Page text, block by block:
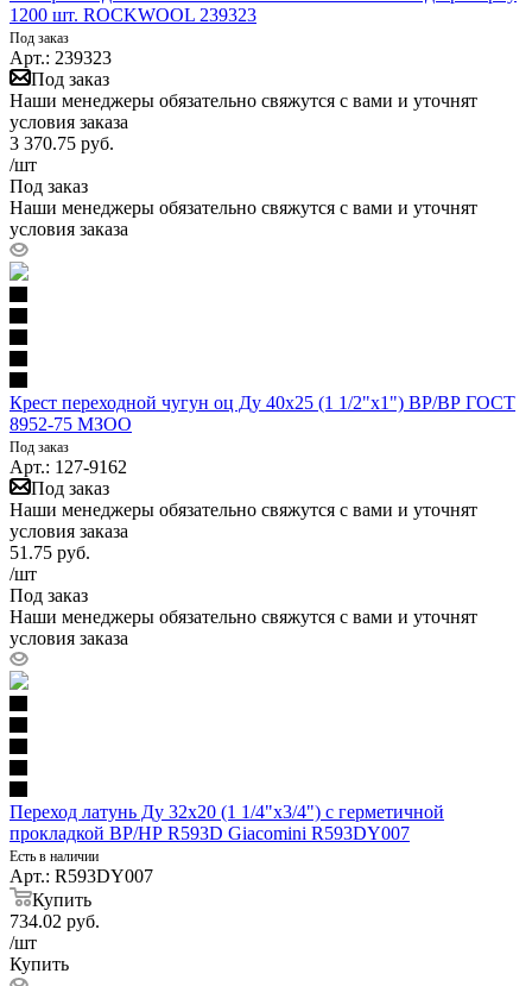
1200 шт. ROCKWOOL 239323
Под заказ
Арт.: 239323
Под заказ
Наши менеджеры обязательно свяжутся с вами и уточнят
условия заказа
3 370.75 руб.
/шт
Под заказ
Наши менеджеры обязательно свяжутся с вами и уточнят
условия заказа
Крест переходной чугун оц Ду 40х25 (1 1/2"х1") ВР/ВР ГОСТ
8952-75 МЗОО
Под заказ
Арт.: 127-9162
Под заказ
Наши менеджеры обязательно свяжутся с вами и уточнят
условия заказа
51.75 руб.
/шт
Под заказ
Наши менеджеры обязательно свяжутся с вами и уточнят
условия заказа
Переход латунь Ду 32х20 (1 1/4"х3/4") с герметичной
прокладкой ВР/НР R593D Giacomini R593DY007
Есть в наличии
Арт.: R593DY007
Купить
734.02 руб.
/шт
Купить